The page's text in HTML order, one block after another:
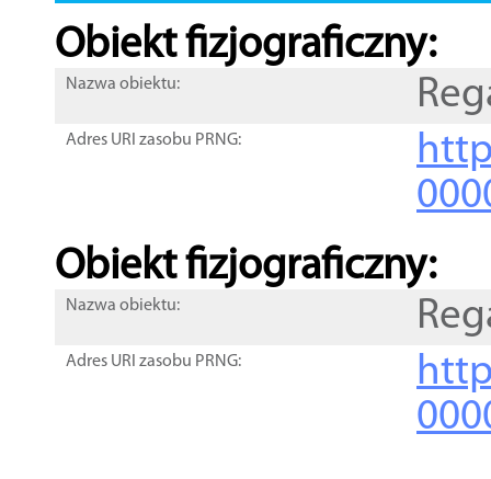
Obiekt fizjograficzny:
Nazwa obiektu:
Adres URI zasobu PRNG:
Obiekt fizjograficzny:
Nazwa obiektu:
Adres URI zasobu PRNG: